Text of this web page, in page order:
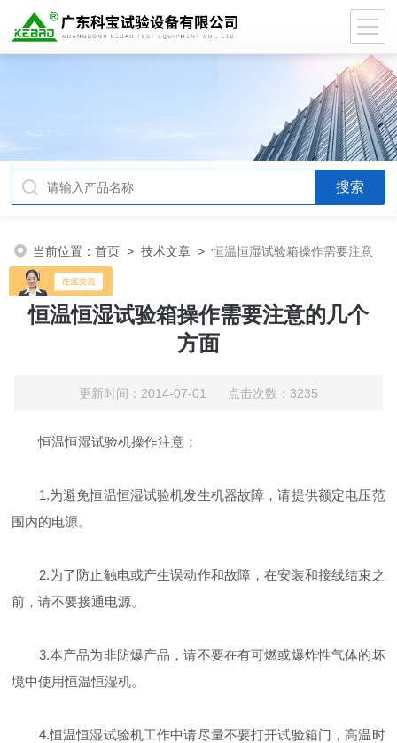
当前位置：首页 >技术文章 >恒温恒湿试验箱操作需要注意
的几个方面
恒温恒湿试验箱操作需要注意的几个
方面
更新时间：2014-07-01 点击次数：3235
恒温恒湿试验机操作注意；
1.为避免恒温恒湿试验机发生机器故障，请提供额定电压范
围内的电源。
2.为了防止触电或产生误动作和故障，在安装和接线结束之
前，请不要接通电源。
3.本产品为非防爆产品，请不要在有可燃或爆炸性气体的坏
境中使用恒温恒湿机。
4.恒温恒湿试验机工作中请尽量不要打开试验箱门，高温时